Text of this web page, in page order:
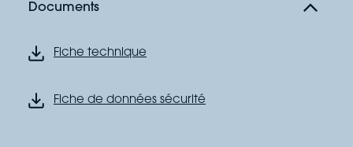
Documents
Fiche technique
Fiche de données sécurité